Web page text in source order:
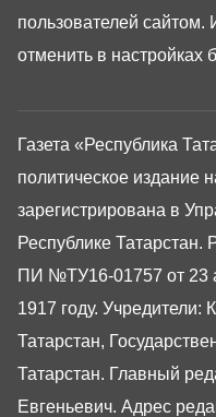
Газета «Республика
политическое издание
зарегистрирована в
Республике Татарстан.
ПИ №ТУ16-01757 от 23
1917 году. Учредители:
Татарстан,
Татарстан. Главный
Евгеньевич. Адрес
пользователей
отменить в настройках